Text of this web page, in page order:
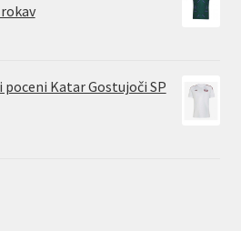
Katar Gostujoči SP